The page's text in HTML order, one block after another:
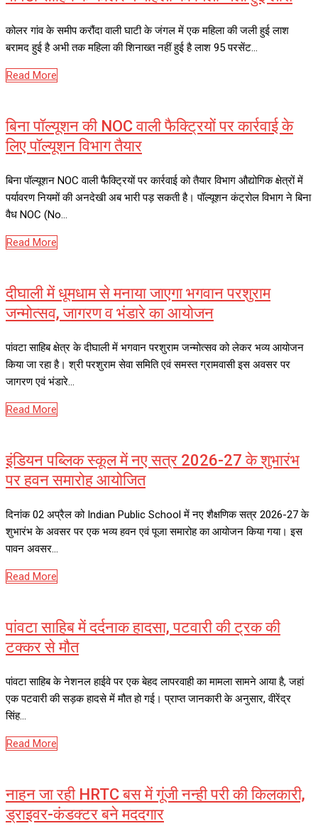
कोलर गांव के समीप करौंदा वाली घाटी के जंगल में एक महिला की जली हुई लाश
बरामद हुई है अभी तक महिला की शिनाख्त नहीं हुई है लाश 95 परसेंट…
Read More
बिना पॉल्यूशन की NOC वाली फैक्ट्रियों पर कार्रवाई के
लिए पॉल्यूशन विभाग तैयार
बिना पॉल्यूशन NOC वाली फैक्ट्रियों पर कार्रवाई को तैयार विभाग औद्योगिक क्षेत्रों में
पर्यावरण नियमों की अनदेखी अब भारी पड़ सकती है। पॉल्यूशन कंट्रोल विभाग ने बिना
वैध NOC (No…
Read More
दीघाली में धूमधाम से मनाया जाएगा भगवान परशुराम
जन्मोत्सव, जागरण व भंडारे का आयोजन
पांवटा साहिब क्षेत्र के दीघाली में भगवान परशुराम जन्मोत्सव को लेकर भव्य आयोजन
किया जा रहा है। श्री परशुराम सेवा समिति एवं समस्त ग्रामवासी इस अवसर पर
जागरण एवं भंडारे…
Read More
इंडियन पब्लिक स्कूल में नए सत्र 2026-27 के शुभारंभ
पर हवन समारोह आयोजित
दिनांक 02 अप्रैल को Indian Public School में नए शैक्षणिक सत्र 2026-27 के
शुभारंभ के अवसर पर एक भव्य हवन एवं पूजा समारोह का आयोजन किया गया। इस
पावन अवसर…
Read More
पांवटा साहिब में दर्दनाक हादसा, पटवारी की ट्रक की
टक्कर से मौत
पांवटा साहिब के नेशनल हाईवे पर एक बेहद लापरवाही का मामला सामने आया है, जहां
एक पटवारी की सड़क हादसे में मौत हो गई। प्राप्त जानकारी के अनुसार, वीरेंद्र
सिंह…
Read More
नाहन जा रही HRTC बस में गूंजी नन्ही परी की किलकारी,
ड्राइवर-कंडक्टर बने मददगार